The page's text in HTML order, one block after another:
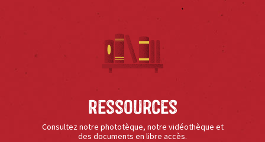
Ressources
Consultez notre phototèque, notre vidéothèque et
des documents en libre accès.